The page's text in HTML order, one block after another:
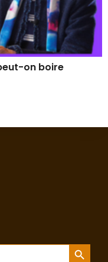
on boire
Search Button